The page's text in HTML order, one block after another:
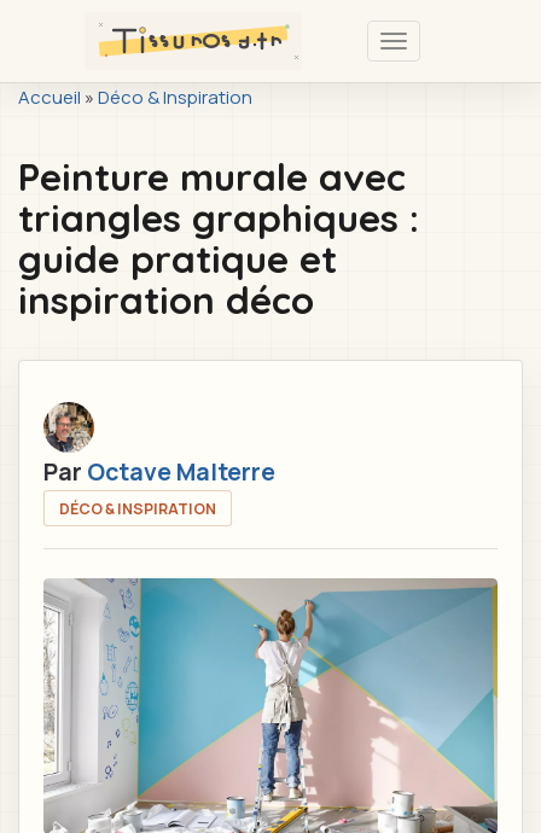
principal
Toggle
You
here
Accueil »Déco & Inspiration
Peinture murale avec
triangles graphiques :
guide pratique et
inspiration déco
Par Octave Malterre
DÉCO & INSPIRATION